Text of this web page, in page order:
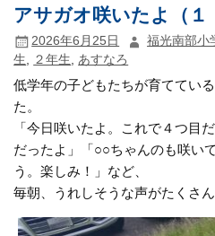
アサガオ咲いたよ（１
2026年6月25日 福光南部小
生
２年生 あすなろ
低学年の子どもたちが育ててい
た。
「今日咲いたよ。これで４つ目
だったよ」「○○ちゃんのも咲い
う。楽しみ！」など、
毎朝、うれしそうな声がたくさん